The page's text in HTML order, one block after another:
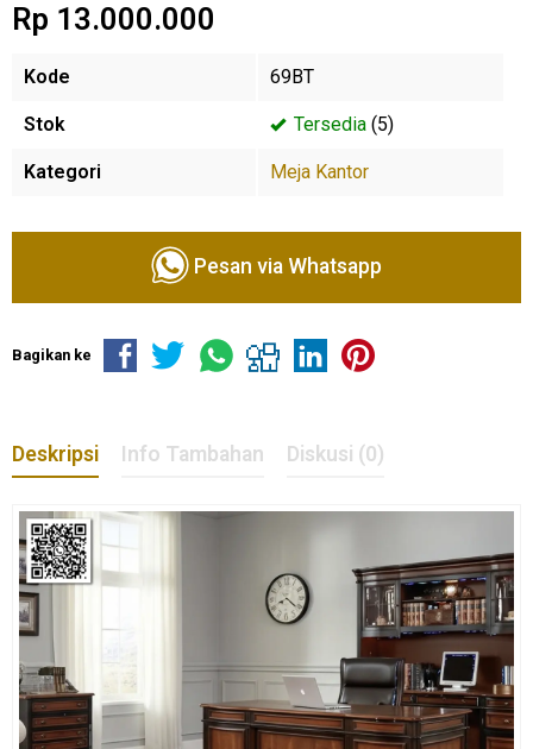
Rp 13.000.000
Kode 69BT
Stok Tersedia (5)
Kategori Meja Kantor
Pesan via Whatsapp
Bagikan ke
Deskripsi Info Tambahan Diskusi (0)